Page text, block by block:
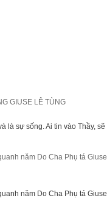
GIUSE LÊ TÙNG
là sự sống. Ai tin vào Thầy, sẽ
năm Do Cha Phụ tá
năm Do Cha Phụ tá